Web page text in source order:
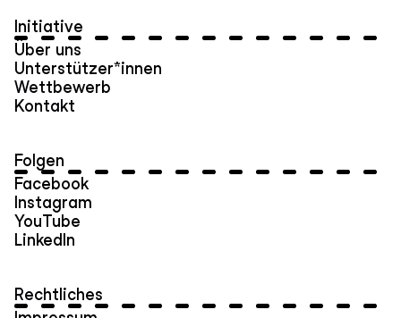
Initiative
Über uns
Unterstützer*innen
Wettbewerb
Kontakt
Folgen
Facebook
Instagram
YouTube
LinkedIn
Rechtliches